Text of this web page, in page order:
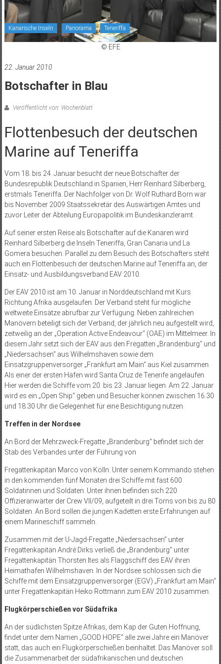
Kanarische Inseln Panorama Teneriffa
© EFE
22. Januar 2010
Botschafter in Blau
Veröffentlicht von: Wochenblatt
Flottenbesuch der deutschen
Marine auf Teneriffa
Vom 18. bis 24. Januar besucht der neue Botschafter der
Bundesrepublik Deutschland in Spanien, Herr Reinhard Silberberg,
erstmals Teneriffa. Der Nachfolger von Dr. Wolf Ruthard Born war
bis November 2009 Staatssekretär des Auswärtigen Amtes und
zuvor Leiter der Abteilung Europapolitik im Bundeskanzleramt.
Auf seiner ersten Reise als Botschafter auf die Kanaren wird
Reinhard Silberberg die Inseln Teneriffa, Gran Canaria und La
Gomera besuchen. Parallel zu dem Besuch des Botschafters steht
auch ein Flottenbesuch der deutschen Marine auf Teneriffa an, der
Einsatz- und Ausbildungsverband EAV 2010.
Der EAV 2010 ist am 10. Januar in Norddeutschland mit Kurs
Richtung Afrika ausgelaufen. Der Verband steht für mögliche
weltweite Einsätze abrufbar zur Verfügung. Neben zahlreichen
Manövern beteiligt sich der Verband, der jährlich neu aufgestellt wird,
zeitweilig an der „Operation Active Endeavour“ (OAE) im Mittelmeer. In
diesem Jahr setzt sich der EAV aus den Fregatten „Brandenburg“ und
„Niedersachsen“ aus Wilhelmshaven sowie dem
Einsatzgruppenversorger „Frankfurt am Main“ aus Kiel zusammen.
Als einer der ersten Häfen wird Santa Cruz de Tenerife angelaufen.
Hier werden die Schiffe vom 20. bis 23. Januar liegen. Am 22. Januar
wird es ein „Open Ship“ geben und Besucher können zwischen 16.30
und 18.30 Uhr die Gelegenheit für eine Besichtigung nutzen.
Treffen in der Nordsee
An Bord der Mehrzweck-Fregatte „Brandenburg“ befindet sich der
Stab des Verbandes unter der Führung von
Fregattenkapitän Marco von Kölln. Unter seinem Kommando stehen
in den kommenden fünf Monaten drei Schiffe mit fast 600
Soldatinnen und Soldaten. Unter ihnen befinden sich 220
Offizieranwärter der Crew VII/09, aufgeteilt in drei Törns von bis zu 80
Soldaten. An Bord sollen die jungen Kadetten erste Erfahrungen auf
einem Marineschiff sammeln.
Zusammen mit der U-Jagd-Fregatte „Niedersachsen“ unter
Fregattenkapitän André Dirks verließ die „Brandenburg“ unter
Fregattenkapitän Thorsten Ites als Flaggschiff des EAV ihren
Heimathafen Wilhelmshaven. In der Nordsee schlossen sich die
Schiffe mit dem Einsatzgruppenversorger (EGV) „Frankfurt am Main“
unter Fregattenkapitän Heiko Rottmann zum EAV 2010 zusammen.
Flugkörperschießen vor Südafrika
An der südlichsten Spitze Afrikas, dem Kap der Guten Hoffnung,
findet unter dem Namen „GOOD HOPE“ alle zwei Jahre ein Manöver
statt, das auch ein Flugkörperschießen beinhaltet. Das Manöver soll
die Zusammenarbeit der südafrikanischen und deutschen